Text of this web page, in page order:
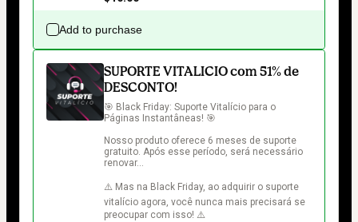
Add to purchase
SUPORTE VITALICIO com 51% de
DESCONTO!
🎯 Black Friday: Suporte Vitalício para o
Páginas Instantâneas! 🎯
Nosso produto oferece 6 meses de suporte
gratuito. Após esse período, será necessário
renovar...
⚠️ Mas na Black Friday, ao adquirir o suporte
vitalício agora, você nunca mais precisará se
preocupar com isso! ⚠️